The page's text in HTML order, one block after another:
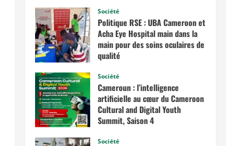
Société
Politique RSE : UBA Cameroon et
Acha Eye Hospital main dans la
main pour des soins oculaires de
qualité
Société
Cameroun : l’intelligence
artificielle au cœur du Cameroon
Cultural and Digital Youth
Summit, Saison 4
Société